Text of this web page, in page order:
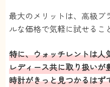
最大のメリットは、高級ブ
ルな価格で気軽に試せるこ
特に、ウォッチレントは人
レディース共に取り扱いが
時計がきっと見つかるはず